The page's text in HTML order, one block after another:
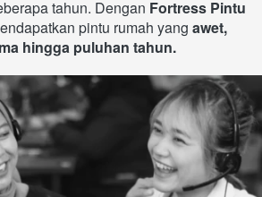
tahun. Dengan Fortress Pintu
pintu rumah yang awet,
hingga puluhan tahun.